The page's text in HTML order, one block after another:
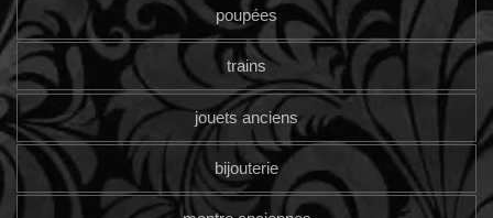
poupées
trains
jouets anciens
bijouterie